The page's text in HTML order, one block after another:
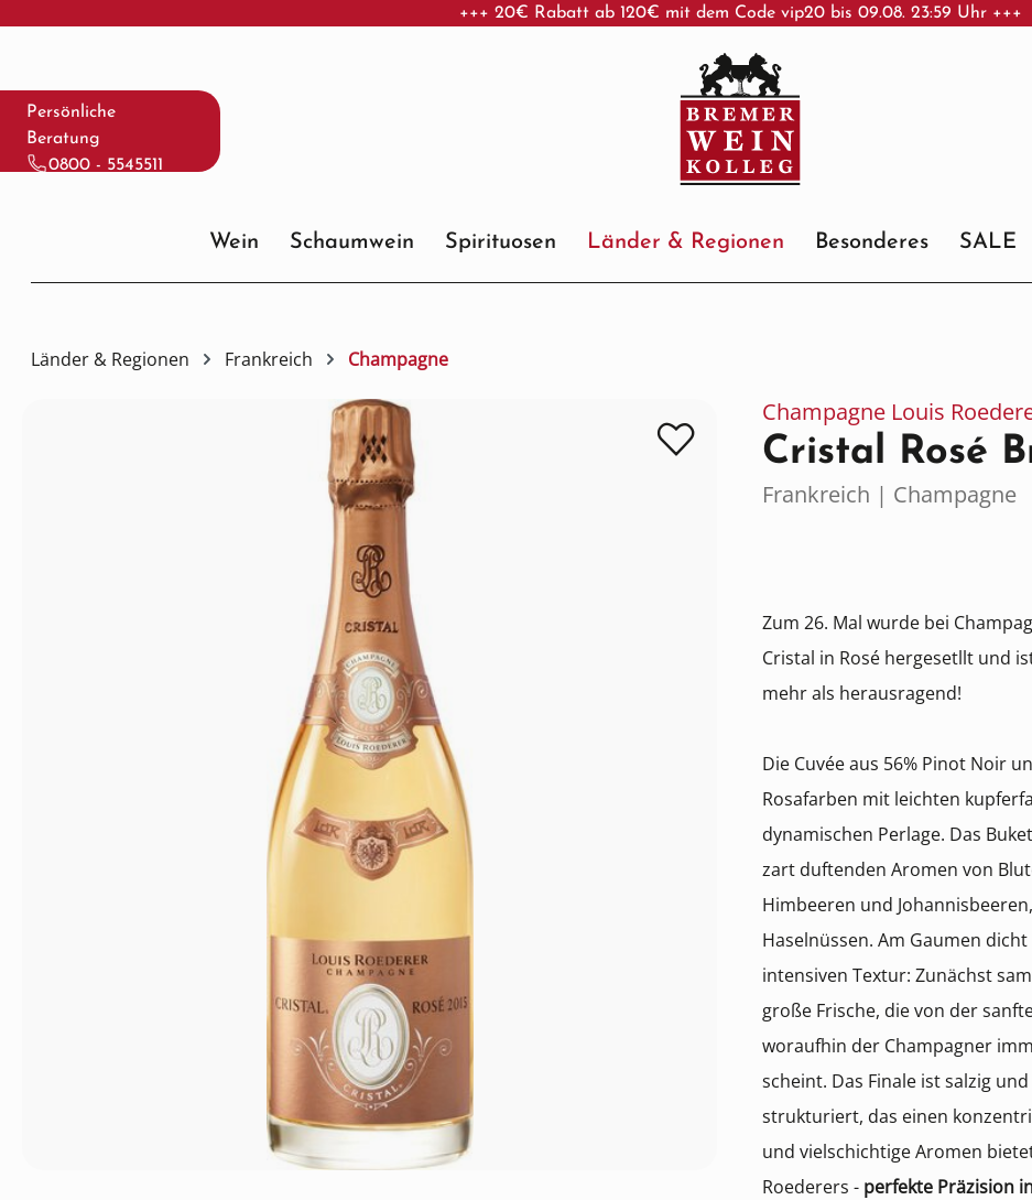
Hauptinhalt springen
Zur Suche springen
Zur Hauptnavigation springen
Persönliche
Beratung
0800 - 5545511
+++ 20€ Rabatt ab 120€ mit dem Code vip20 bis 09.08. 23:59 Uhr +++
Wein Schaumwein Spirituosen Länder & Regionen Besonderes SALE
Länder & Regionen Frankreich Champagne
Champagne Louis
Cristal Rosé
Frankreich | Champagne
Zum 26. Mal wurde bei
Cristal in Rosé hergesetllt und
mehr als herausragend!
Die Cuvée aus 56% Pinot Noir
Rosafarben mit leichten
dynamischen Perlage. Das
zart duftenden Aromen von
Himbeeren und
Haselnüssen. Am Gaumen
intensiven Textur: Zunächst
große Frische, die von der
woraufhin der Champagner
scheint. Das Finale ist salzig
strukturiert, das einen
und vielschichtige Aromen
Roederers - perfekte Präzision